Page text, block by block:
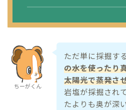
ちーがくん
ただ単に採掘す
の水を使ったり
太陽光で蒸発さ
岩塩が採掘され
たよりも奥が深